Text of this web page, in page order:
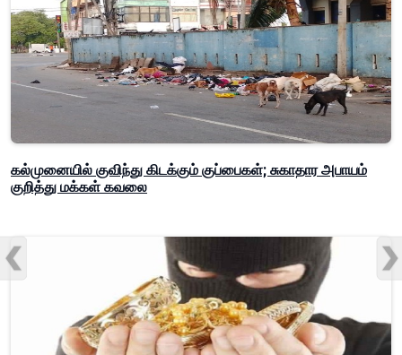
கல்முனையில் குவிந்து கிடக்கும் குப்பைகள்; சுகாதார அபாயம்
குறித்து மக்கள் கவலை